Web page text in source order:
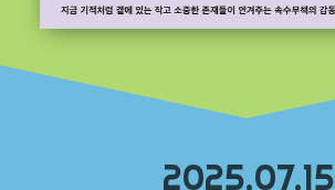
2025.07.15